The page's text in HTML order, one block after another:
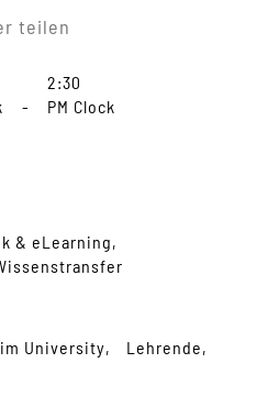
teilen
-
2:30
PM Clock
& eLearning
University
Lehrende